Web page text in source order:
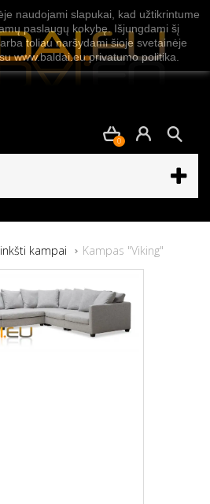
0
kampai Kampas "Viking"
naudojami slapukai, kad užtikrintume
paslaugų kokybę. Išjungdami šį
toliau naršydami šioje svetainėje
www.baldai.eu privatumo politika.